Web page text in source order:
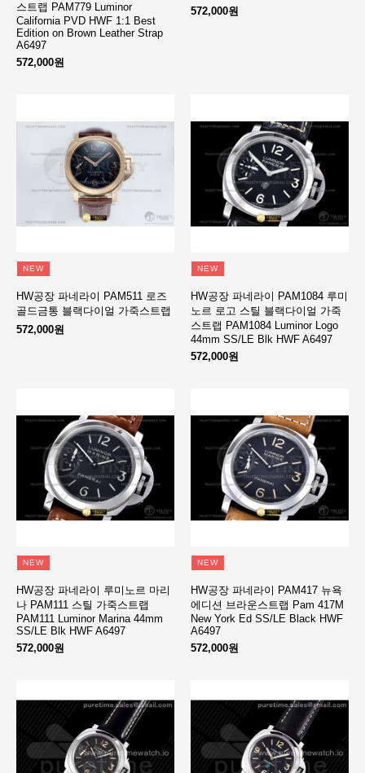
스트랩 PAM779 Luminor
California PVD HWF 1:1 Best
Edition on Brown Leather Strap
A6497
572,000원
572,000원
NEW
HW공장 파네라이 PAM511 로즈
골드금통 블랙다이얼 가죽스트랩
572,000원
NEW
HW공장 파네라이 PAM1084 루미
노르 로고 스틸 블랙다이얼 가죽
스트랩 PAM1084 Luminor Logo
44mm SS/LE Blk HWF A6497
572,000원
NEW
HW공장 파네라이 루미노르 마리
나 PAM111 스틸 가죽스트랩
PAM111 Luminor Marina 44mm
SS/LE Blk HWF A6497
572,000원
NEW
HW공장 파네라이 PAM417 뉴욕
에디션 브라운스트랩 Pam 417M
New York Ed SS/LE Black HWF
A6497
572,000원